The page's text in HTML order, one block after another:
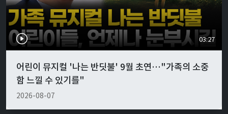
03:27
어린이 뮤지컬 '나는 반딧불' 9월 초연…"가족의 소중
함 느낄 수 있기를"
2026-08-07